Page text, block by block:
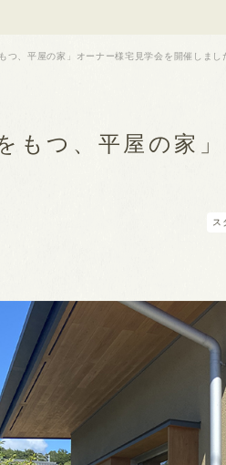
つ、平屋の家」オーナー様宅見学会を開催しまし
もつ、平屋の家
ス